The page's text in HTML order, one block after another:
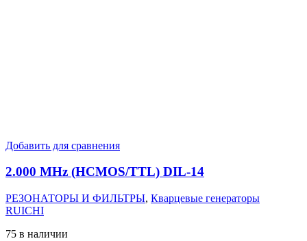
Добавить для сравнения
2.000 MHz (HCMOS/TTL) DIL-14
РЕЗОНАТОРЫ И ФИЛЬТРЫ, Кварцевые генераторы
RUICHI
75 в наличии